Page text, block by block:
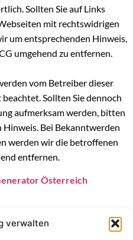
verwalten
Sollten Sie auf Links
mit rechtswidrigen
um entsprechenden Hinweis,
umgehend zu entfernen.
vom Betreiber dieser
Sollten Sie dennoch
aufmerksam werden, bitten
Bei Bekanntwerden
werden wir die betroffenen
entfernen.
Österreich